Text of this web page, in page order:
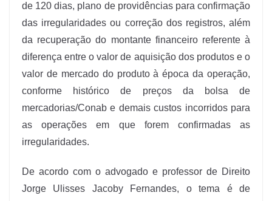
de 120 dias, plano de providências para confirmação
das irregularidades ou correção dos registros, além
da recuperação do montante financeiro referente à
diferença entre o valor de aquisição dos produtos e o
valor de mercado do produto à época da operação,
conforme histórico de preços da bolsa de
mercadorias/Conab e demais custos incorridos para
as operações em que forem confirmadas as
irregularidades.
De acordo com o advogado e professor de Direito
Jorge Ulisses Jacoby Fernandes, o tema é de